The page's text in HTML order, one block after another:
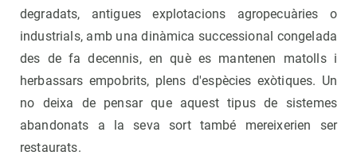
degradats, antigues explotacions agropecuàries o
industrials, amb una dinàmica successional congelada
des de fa decennis, en què es mantenen matolls i
herbassars empobrits, plens d'espècies exòtiques. Un
no deixa de pensar que aquest tipus de sistemes
abandonats a la seva sort també mereixerien ser
restaurats.